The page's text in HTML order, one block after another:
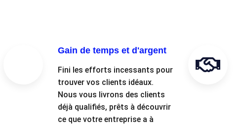
Gain de temps et d'argent
Fini les efforts incessants pour
trouver vos clients idéaux.
Nous vous livrons des clients
déjà qualifiés, prêts à découvrir
ce que votre entreprise a à